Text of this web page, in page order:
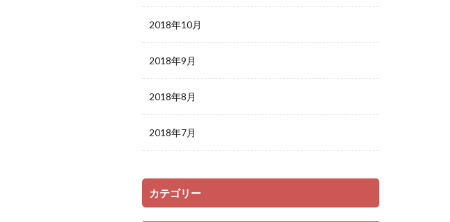
2018年10月
2018年9月
2018年8月
2018年7月
カテゴリー